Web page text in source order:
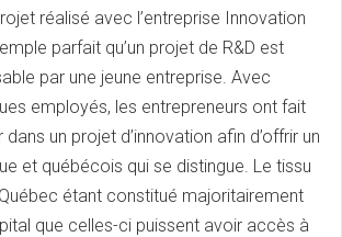
réalisé avec l’entreprise Innovation
parfait qu’un projet de R&D est
par une jeune entreprise. Avec
employés, les entrepreneurs ont fait
dans un projet d’innovation afin d’offrir un
et québécois qui se distingue. Le tissu
étant constitué majoritairement
que celles-ci puissent avoir accès à